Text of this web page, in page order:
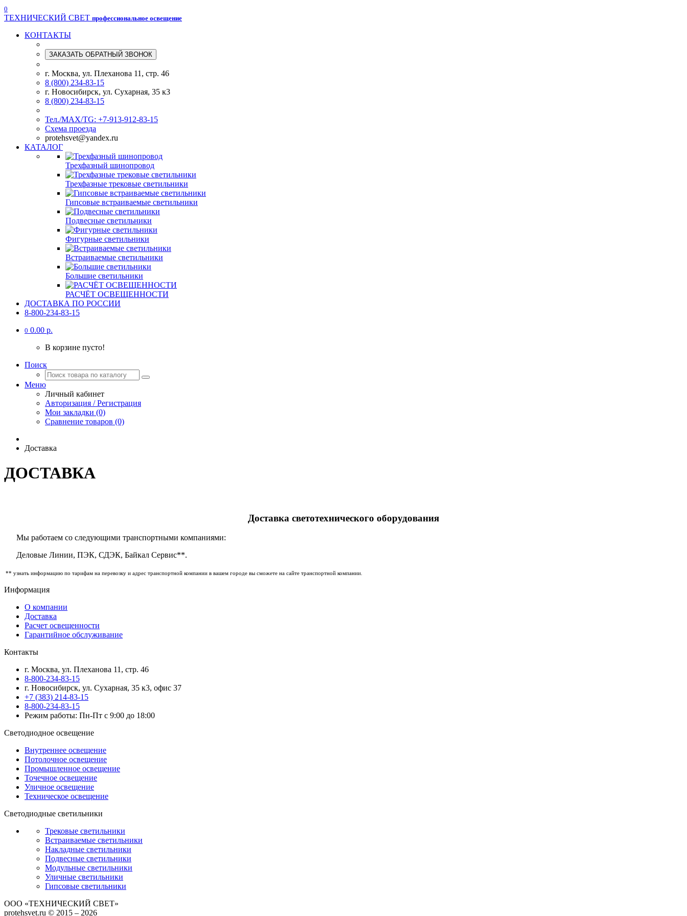
0
ТЕХНИЧЕСКИЙ СВЕТ профессиональное освещение
КОНТАКТЫ
ЗАКАЗАТЬ ОБРАТНЫЙ ЗВОНОК
г. Москва, ул. Плеханова 11, стр. 46
8 (800) 234-83-15
г. Новосибирск, ул. Сухарная, 35 к3
8 (800) 234-83-15
Тел./МАХ/TG: +7-913-912-83-15
Схема проезда
protehsvet@yandex.ru
КАТАЛОГ
Трехфазный шинопровод
Трехфазные трековые светильники
Гипсовые встраиваемые светильники
Подвесные светильники
Фигурные светильники
Встраиваемые светильники
Большие светильники
РАСЧЁТ ОСВЕЩЕННОСТИ
ДОСТАВКА ПО РОССИИ
8-800-234-83-15
0 0.00 р.
В корзине пусто!
Поиск
Меню
Личный кабинет
Авторизация / Регистрация
Мои закладки (0)
Сравнение товаров (0)
Доставка
ДОСТАВКА
Доставка светотехнического оборудования
Мы работаем со следующими транспортными компаниями:
Деловые Линии, ПЭК, СДЭК, Байкал Сервис**.
** узнать информацию по тарифам на перевозку и адрес транспортной компании в вашем городе вы сможете на сайте транспортной компании.
Информация
О компании
Доставка
Расчет освещенности
Гарантийное обслуживание
Контакты
г. Москва, ул. Плеханова 11, стр. 46
8-800-234-83-15
г. Новосибирск, ул. Сухарная, 35 к3, офис 37
+7 (383) 214-83-15
8-800-234-83-15
Режим работы: Пн-Пт с 9:00 до 18:00
Светодиодное освещение
Внутреннее освещение
Потолочное освещение
Промышленное освещение
Точечное освещение
Уличное освещение
Техническое освещение
Светодиодные светильники
Трековые светильники
Встраиваемые светильники
Накладные светильники
Подвесные светильники
Модульные светильники
Уличные светильники
Гипсовые светильники
ООО «ТЕХНИЧЕСКИЙ СВЕТ»
protehsvet.ru © 2015 – 2026